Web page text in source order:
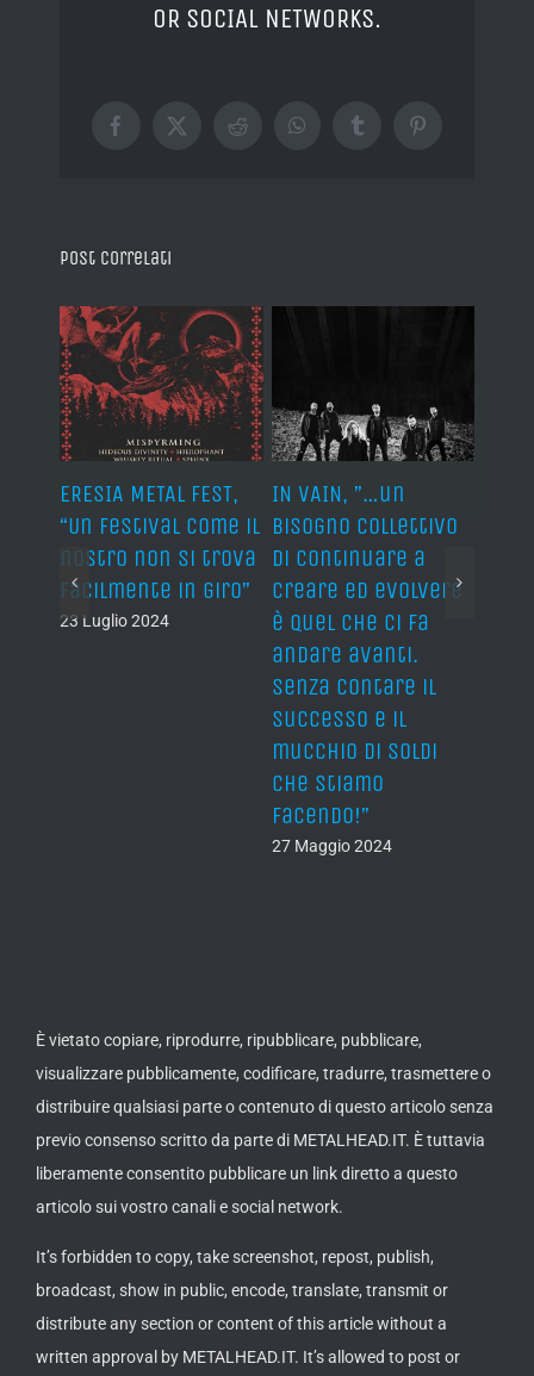
OR SOCIAL NETWORKS.
Facebook
X RedditWhatsAppTumblrPinterest
Post correlati
ERESIA METAL FEST,
“Un festival come il
nostro non si trova
facilmente in giro”
23 Luglio 2024
IN VAIN, ”…un
bisogno collettivo
di continuare a
creare ed evolvere
è quel che ci fa
andare avanti.
Senza contare il
successo e il
mucchio di soldi
che stiamo
facendo!”
27 Maggio 2024
È vietato copiare, riprodurre, ripubblicare, pubblicare,
visualizzare pubblicamente, codificare, tradurre, trasmettere o
distribuire qualsiasi parte o contenuto di questo articolo senza
previo consenso scritto da parte di METALHEAD.IT. È tuttavia
liberamente consentito pubblicare un link diretto a questo
articolo sui vostro canali e social network.
It’s forbidden to copy, take screenshot, repost, publish,
broadcast, show in public, encode, translate, transmit or
distribute any section or content of this article without a
written approval by METALHEAD.IT. It’s allowed to post or